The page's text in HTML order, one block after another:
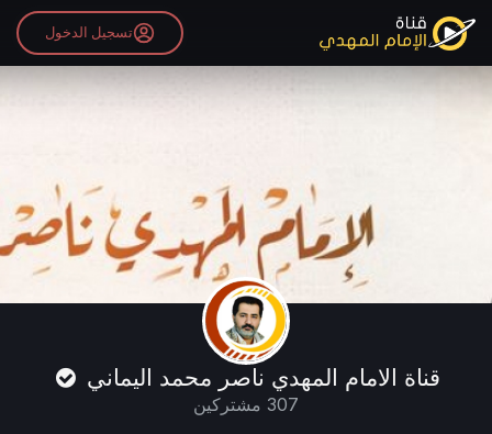
تسجيل الدخول
قناة الامام المهدي ناصر محمد اليماني
307 مشتركين